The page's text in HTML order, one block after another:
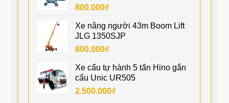
800.000₫
Xe nâng người 43m Boom Lift
JLG 1350SJP
800.000₫
Xe cẩu tự hành 5 tấn Hino gắn
cẩu Unic UR505
2.500.000₫